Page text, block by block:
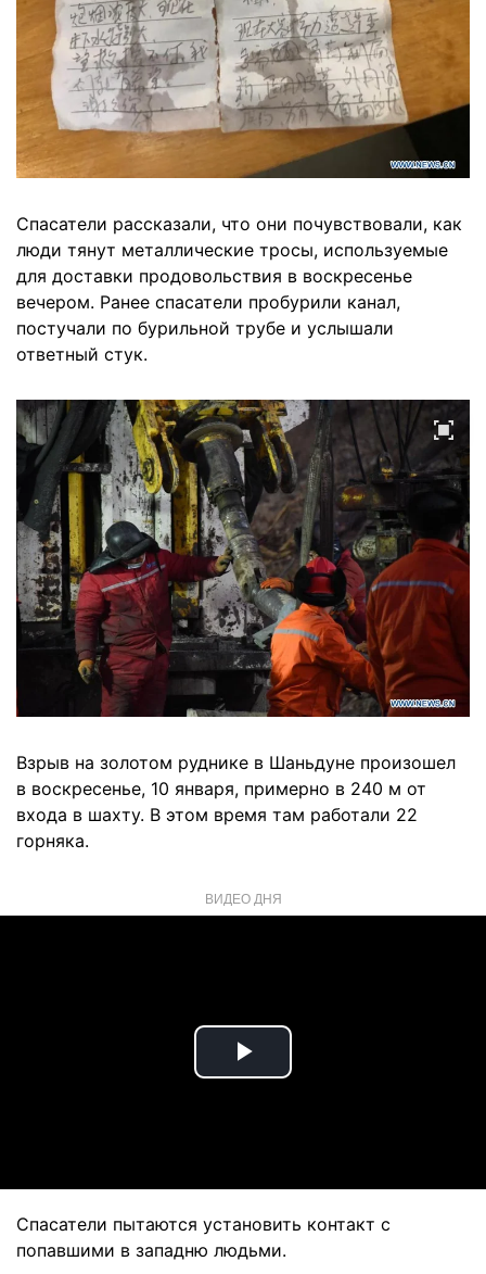
Спасатели рассказали, что они почувствовали, как
люди тянут металлические тросы, используемые
для доставки продовольствия в воскресенье
вечером. Ранее спасатели пробурили канал,
постучали по бурильной трубе и услышали
ответный стук.
Взрыв на золотом руднике в Шаньдуне произошел
в воскресенье, 10 января, примерно в 240 м от
входа в шахту. В этом время там работали 22
горняка.
ВИДЕО ДНЯ
Play
Спасатели пытаются установить контакт с
попавшими в западню людьми.